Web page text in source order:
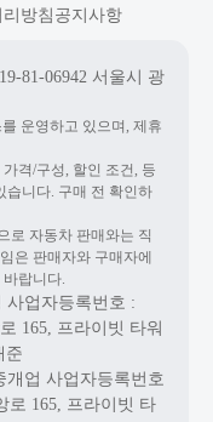
방침 공지사항
81-06942 서울시 광
운영하고 있으며, 제휴
격/구성, 할인 조건, 등
습니다. 구매 전 확인하
로 자동차 판매와는 직
은 판매자와 구매자에
랍니다.
사업자등록번호 :
165, 프라이빗 타워
준
개업 사업자등록번호
로 165, 프라이빗 타